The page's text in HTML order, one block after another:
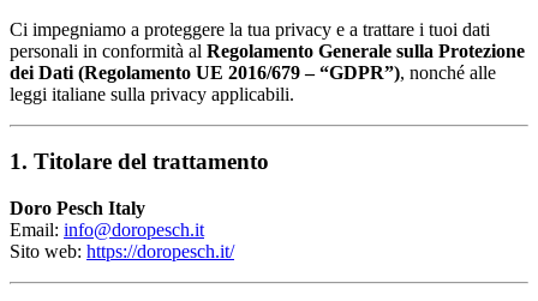
Ci impegniamo a proteggere la tua privacy e a trattare i tuoi dati
personali in conformità al Regolamento Generale sulla Protezione
dei Dati (Regolamento UE 2016/679 – “GDPR”), nonché alle
leggi italiane sulla privacy applicabili.
1. Titolare del trattamento
Doro Pesch Italy
Email: info@doropesch.it
Sito web: https://doropesch.it/